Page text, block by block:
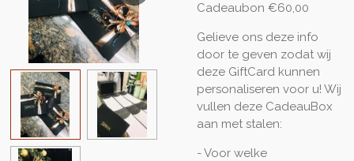
Cadeaubon €60,00
Gelieve ons deze info
door te geven zodat wij
deze GiftCard kunnen
personaliseren voor u! Wij
vullen deze CadeauBox
aan met stalen:
- Voor welke